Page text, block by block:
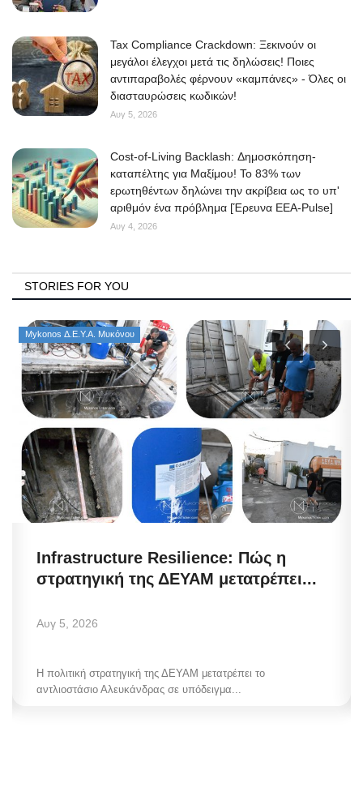
Tax Compliance Crackdown: Ξεκινούν οι
μεγάλοι έλεγχοι μετά τις δηλώσεις! Ποιες
αντιπαραβολές φέρνουν «καμπάνες» - Όλες οι
διασταυρώσεις κωδικών!
Αυγ 5, 2026
Cost-of-Living Backlash: Δημοσκόπηση-
καταπέλτης για Μαξίμου! Το 83% των
ερωτηθέντων δηλώνει την ακρίβεια ως το υπ'
αριθμόν ένα πρόβλημα [Έρευνα ΕΕΑ-Pulse]
Αυγ 4, 2026
STORIES FOR YOU
Mykonos Δ.Ε.Υ.Α. Μυκόνου
Infrastructure Resilience: Πώς η
στρατηγική της ΔΕΥΑΜ μετατρέπει...
Αυγ 5, 2026
Η πολιτική στρατηγική της ΔΕΥΑΜ μετατρέπει το
αντλιοστάσιο Αλευκάνδρας σε υπόδειγμα...